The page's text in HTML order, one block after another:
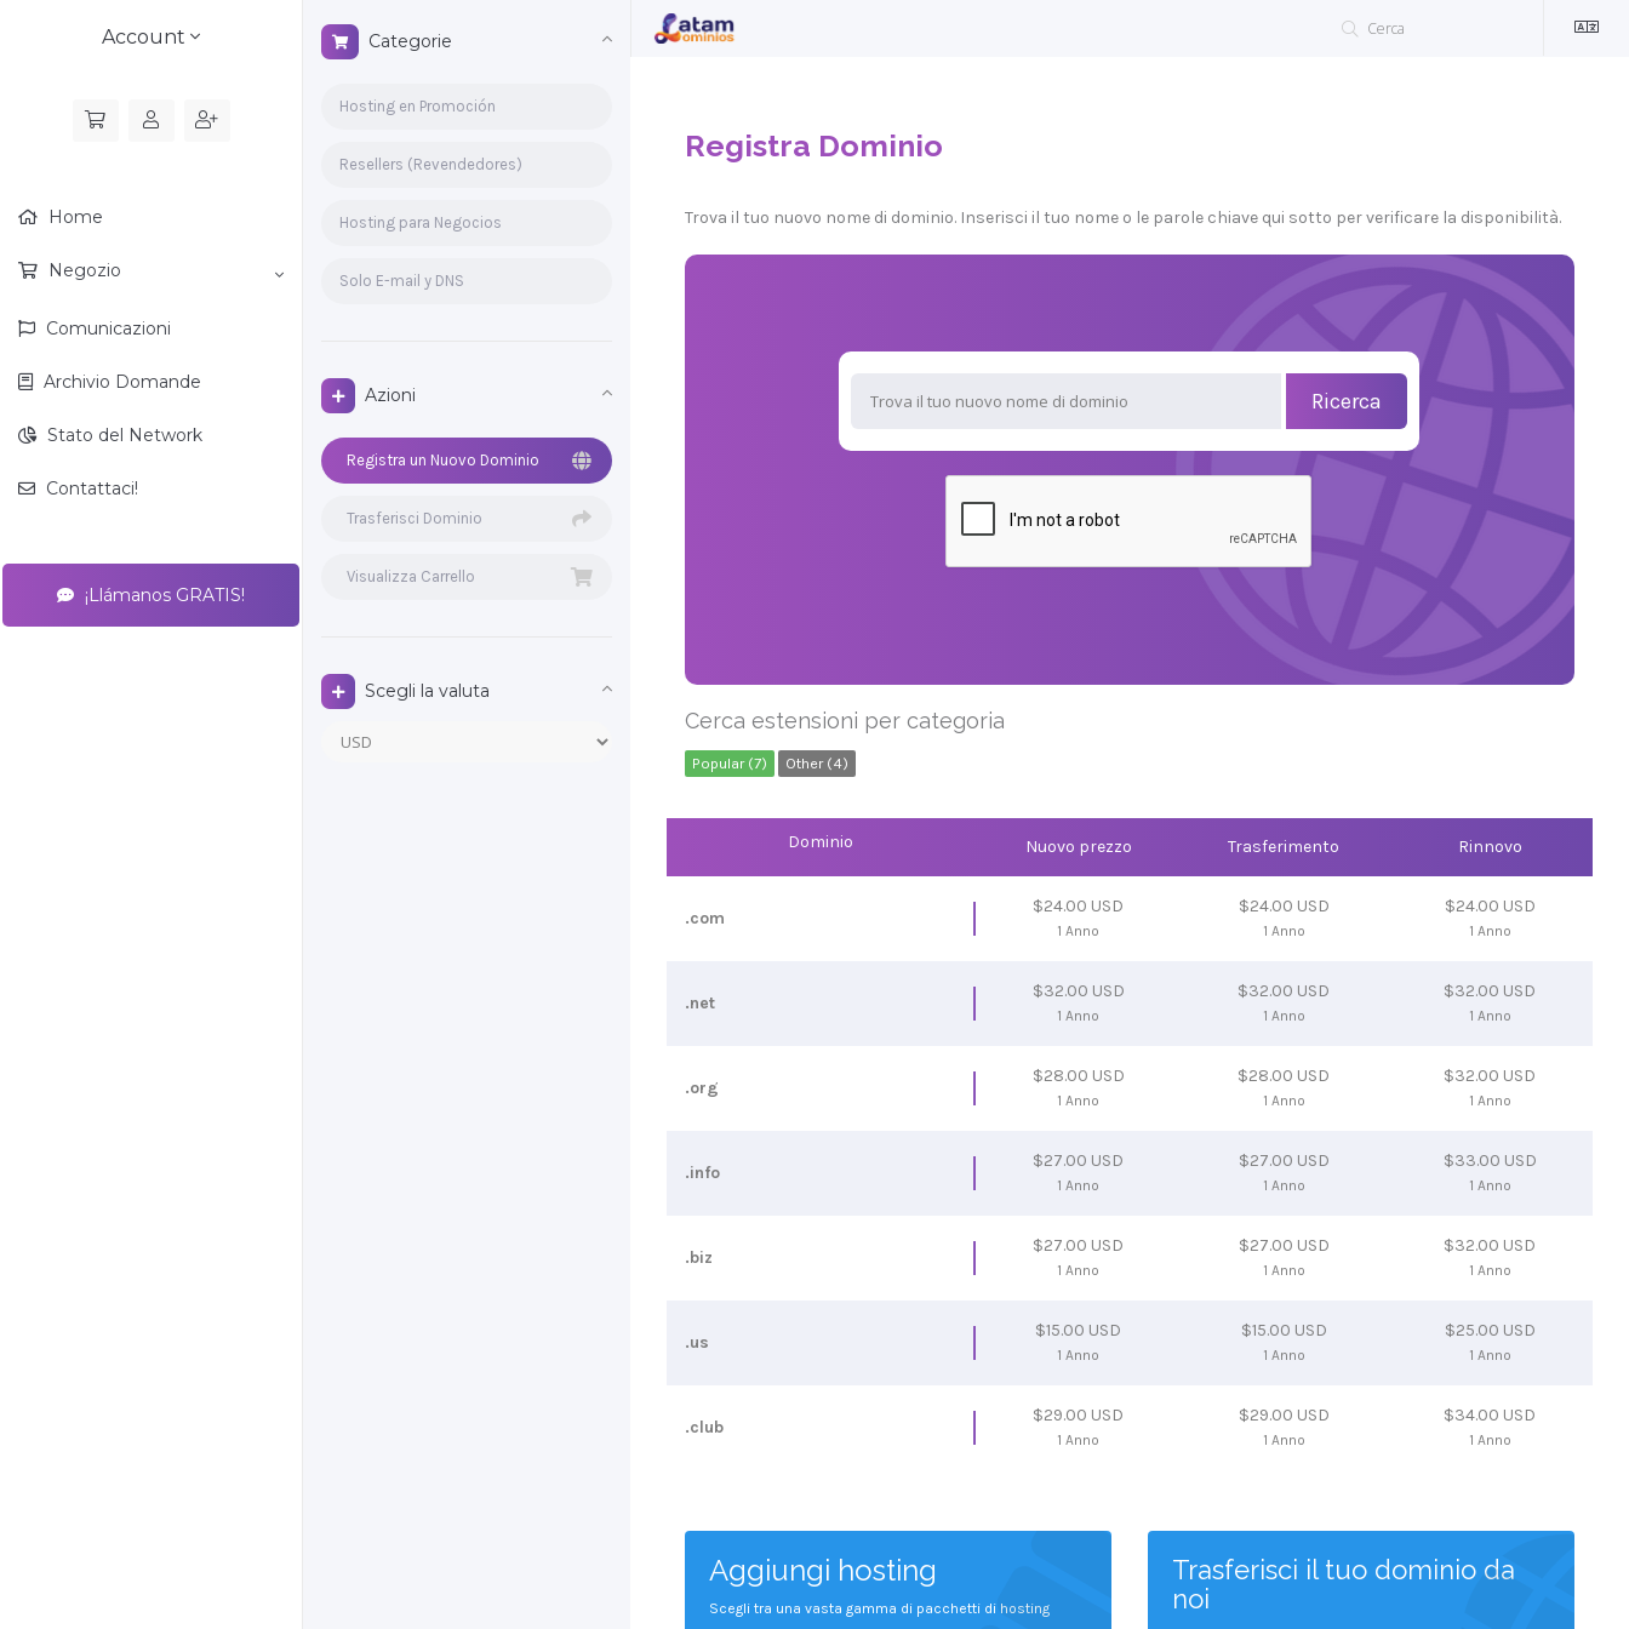
Account
Home
Negozio
Comunicazioni
Archivio Domande
Stato del Network
Contattaci!
¡Llámanos GRATIS!
Categorie
Hosting en Promoción
Resellers (Revendedores)
Hosting para Negocios
Solo E-mail y DNS
Azioni
Registra un Nuovo Dominio
Trasferisci Dominio
Visualizza Carrello
Scegli la valuta
Registra Dominio
Trova il tuo nuovo nome di dominio. Inserisci il tuo nome o le parole chiave qui sotto per verificare la disponibilità.
Ricerca
Cerca estensioni per categoria
Popular (7) Other (4)
Dominio Nuovo prezzo Trasferimento Rinnovo
.com
$24.00 USD
1 Anno
$24.00 USD
1 Anno
$24.00 USD
1 Anno
.net
$32.00 USD
1 Anno
$32.00 USD
1 Anno
$32.00 USD
1 Anno
.org
$28.00 USD
1 Anno
$28.00 USD
1 Anno
$32.00 USD
1 Anno
.info
$27.00 USD
1 Anno
$27.00 USD
1 Anno
$33.00 USD
1 Anno
.biz
$27.00 USD
1 Anno
$27.00 USD
1 Anno
$32.00 USD
1 Anno
.us
$15.00 USD
1 Anno
$15.00 USD
1 Anno
$25.00 USD
1 Anno
.club
$29.00 USD
1 Anno
$29.00 USD
1 Anno
$34.00 USD
1 Anno
Aggiungi hosting
Scegli tra una vasta gamma di pacchetti di hosting
Trasferisci il tuo dominio da
noi